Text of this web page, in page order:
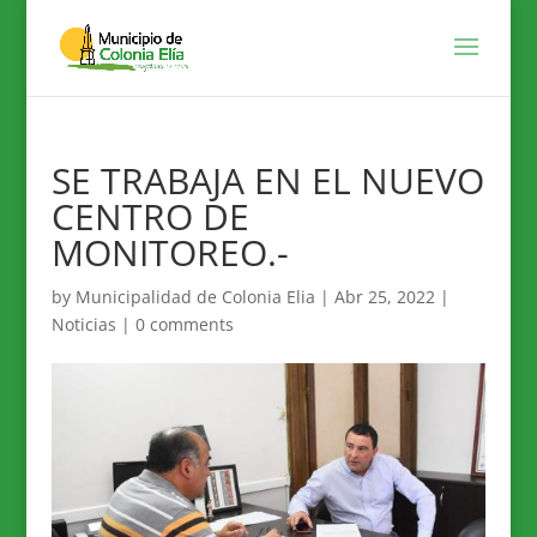
SE TRABAJA EN EL NUEVO
CENTRO DE
MONITOREO.-
by Municipalidad de Colonia Elia | Abr 25, 2022|
Noticias | 0 comments